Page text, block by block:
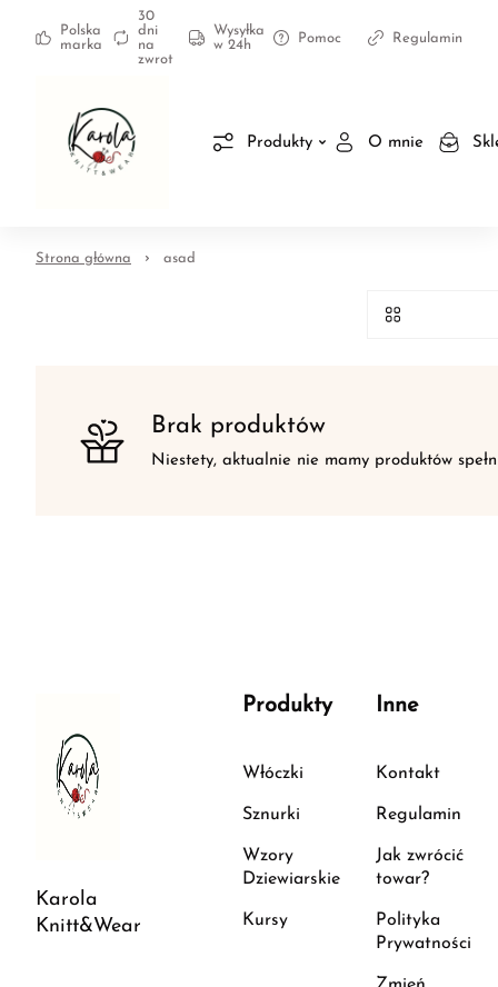
Polska
marka
30
dni
na
zwrot
Wysyłka
w 24h
Pomoc Regulamin
Produkty O mnie
Strona główna asad
Brak produktów
Niestety, aktualnie nie mamy produktów
Karola
Knitt&Wear
Produkty
Włóczki
Sznurki
Wzory
Dziewiarskie
Kursy
Inne
Kontakt
Regulamin
Jak zwrócić
towar?
Polityka
Prywatności